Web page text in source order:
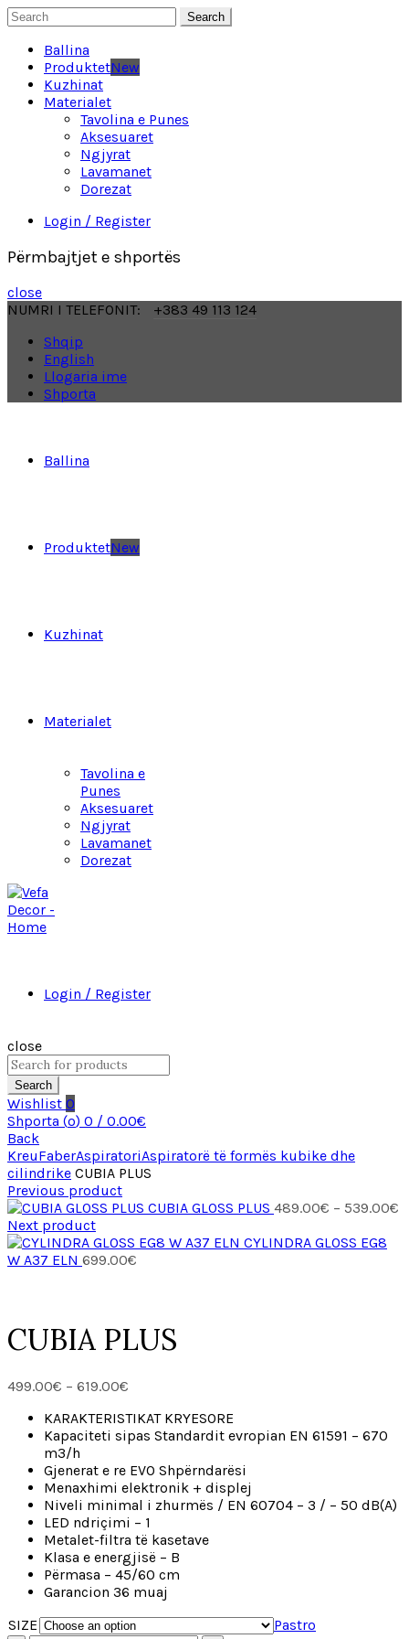
Search
Ballina
ProduktetNew
Kuzhinat
Materialet
Tavolina e Punes
Aksesuaret
Ngjyrat
Lavamanet
Dorezat
Login / Register
Përmbajtjet e shportës
close
NUMRI I TELEFONIT:
+383 49 113 124
Shqip
English
Llogaria ime
Shporta
Ballina
ProduktetNew
Kuzhinat
Materialet
Tavolina e
Punes
Aksesuaret
Ngjyrat
Lavamanet
Dorezat
Login / Register
close
Search
Wishlist 0
Shporta (o) 0 / 0.00€
Back
KreuFaberAspiratoriAspiratorë të formës kubike dhe
cilindrike CUBIA PLUS
Previous product
CUBIA GLOSS PLUS 489.00€ – 539.00€
Next product
CYLINDRA GLOSS EG8
W A37 ELN 699.00€
CUBIA PLUS
499.00€ – 619.00€
499.00€
through
KARAKTERISTIKAT KRYESORE
Kapaciteti sipas Standardit evropian EN 61591 – 670
m3/h
Gjenerat e re EVO Shpërndarësi
Menaxhimi elektronik + displej
Niveli minimal i zhurmës / EN 60704 – 3 / – 50 dB(A)
LED ndriçimi – 1
Metalet-filtra të kasetave
Klasa e energjisë – B
Përmasa – 45/60 cm
Garancion 36 muaj
SIZE
Pastro